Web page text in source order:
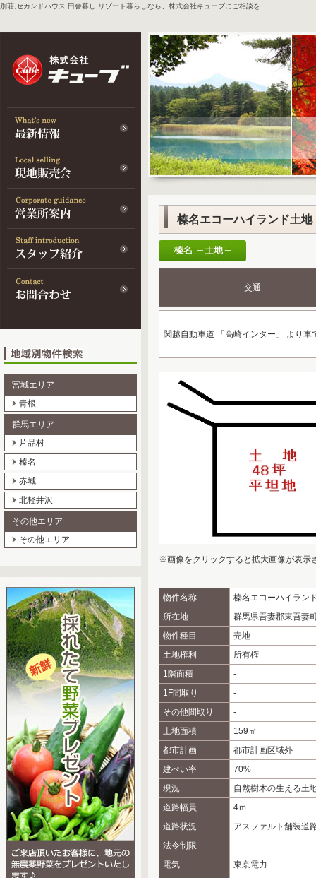
別荘,セカンドハウス 田舎暮し,リゾート暮らしなら、株式会社キューブにご相談を
宮城エリア
青根
群馬エリア
片品村
榛名
赤城
北軽井沢
その他エリア
その他エリア
榛名エコーハイランド土地
交通
関越自動車道 「高崎インター」 より車
※画像をクリックすると拡大画像が表示
物件名称
榛名エコーハイラン
所在地
群馬県吾妻郡東吾妻
物件種目
売地
土地権利
所有権
1階面積
-
1F間取り
-
その他間取り
-
土地面積
159㎡
都市計画
都市計画区域外
建ぺい率
70%
現況
自然樹木の生える土
道路幅員
4ｍ
道路状況
アスファルト舗装道
法令制限
-
電気
東京電力